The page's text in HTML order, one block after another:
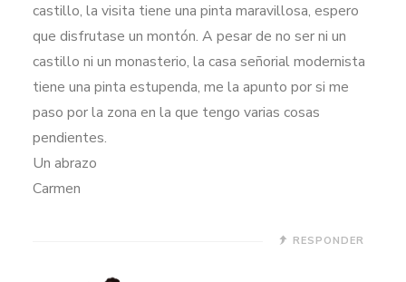
castillo, la visita tiene una pinta maravillosa, espero
que disfrutase un montón. A pesar de no ser ni un
castillo ni un monasterio, la casa señorial modernista
tiene una pinta estupenda, me la apunto por si me
paso por la zona en la que tengo varias cosas
pendientes.
Un abrazo
Carmen
RESPONDER